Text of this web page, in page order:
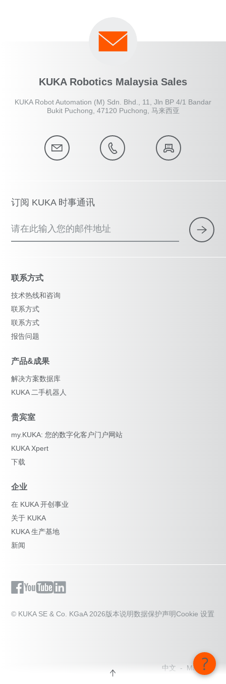
KUKA Robotics Malaysia Sales
KUKA Robot Automation (M) Sdn. Bhd., 11, Jln BP 4/1 Bandar
Bukit Puchong, 47120 Puchong, 马来西亚
订阅 KUKA 时事通讯
请在此输入您的邮件地址
联系方式
技术热线和咨询
联系方式
联系方式
报告问题
产品&成果
解决方案数据库
KUKA 二手机器人
贵宾室
my.KUKA: 您的数字化客户门户网站
KUKA Xpert
下载
企业
在 KUKA 开创事业
关于 KUKA
KUKA 生产基地
新闻
© KUKA SE & Co. KGaA 2026版本说明数据保护声明Cookie 设置
中文 - Malaysia